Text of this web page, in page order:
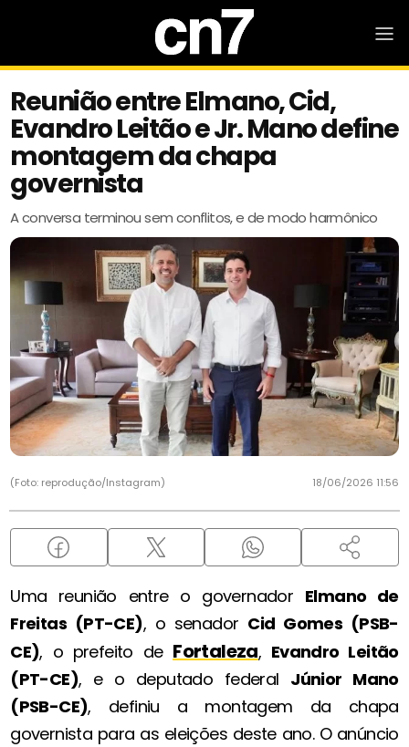
Reunião entre Elmano, Cid,
Evandro Leitão e Jr. Mano define
montagem da chapa
governista
A conversa terminou sem conflitos, e de modo harmônico
(Foto: reprodução/Instagram) 18/06/2026 11:56
Uma reunião entre o governador Elmano de
Freitas (PT-CE), o senador Cid Gomes (PSB-
CE), o prefeito de Fortaleza, Evandro Leitão
(PT-CE), e o deputado federal Júnior Mano
(PSB-CE), definiu a montagem da chapa
governista para as eleições deste ano. O anúncio